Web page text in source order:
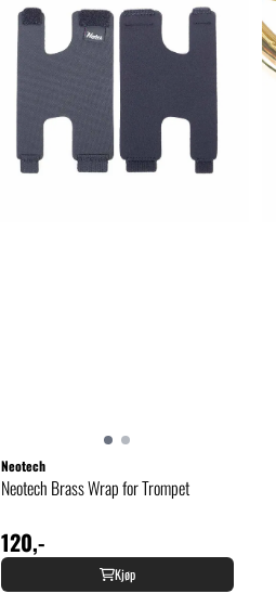
Neotech
Neotech Brass Wrap for Trompet
120,-
Kjøp